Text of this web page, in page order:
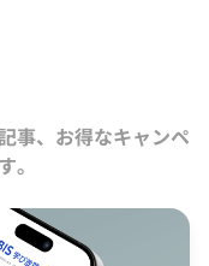
事、お得なキャンペ
。